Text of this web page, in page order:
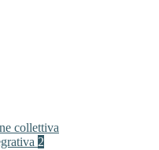
collettiva
2